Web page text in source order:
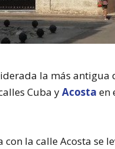
la más antigua
Cuba yAcosta en
la calle Acosta se